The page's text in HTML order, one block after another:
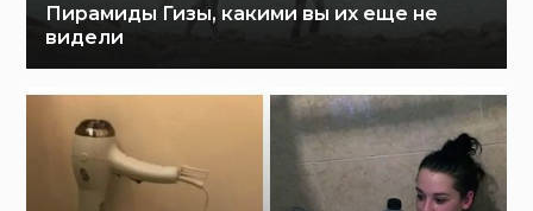
Пирамиды Гизы, какими вы их еще не
видели